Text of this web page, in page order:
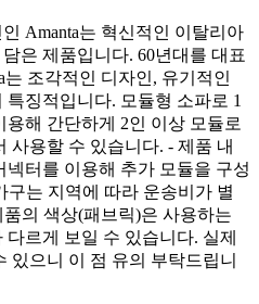
Amanta는 혁신적인 이탈리아
은 제품입니다. 60년대를 대표
조각적인 디자인, 유기적인
징적입니다. 모듈형 소파로 1
해 간단하게 2인 이상 모듈로
사용할 수 있습니다. - 제품 내
터를 이용해 추가 모듈을 구성
구는 지역에 따라 운송비가 별
의 색상(패브릭)은 사용하는
르게 보일 수 있습니다. 실제
있으니 이 점 유의 부탁드립니